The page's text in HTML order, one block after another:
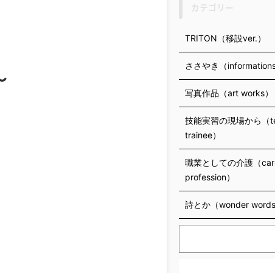
TRITON（移設ver.）
ささやき（informations
写真作品（art works）
技能実習の現場から
trainee）
職業としての介護（
profession）
詩とか（wonder words